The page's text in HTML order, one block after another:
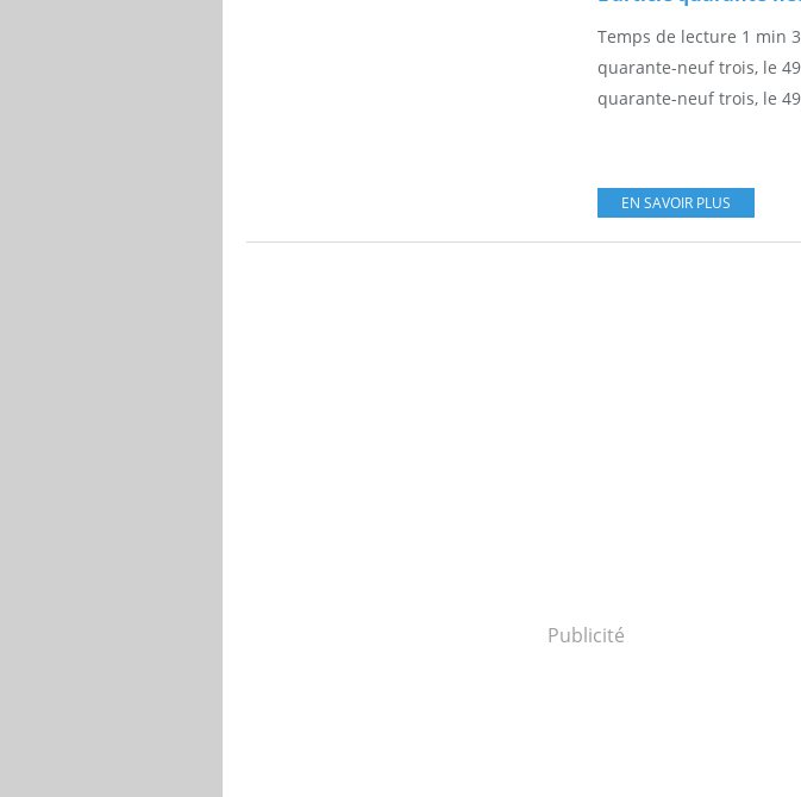
Temps de lecture 1 min
quarante-neuf trois, le
quarante-neuf trois, le
EN SAVOIR PLUS
Publicité